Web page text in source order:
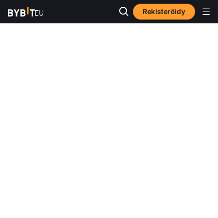
Rekisteröidy